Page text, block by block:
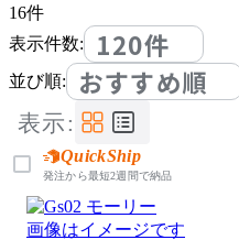
16件
表示件数:
120件
並び順: おすすめ順
表示:
QuickShip
発注から最短2週間で納品
画像はイメージです